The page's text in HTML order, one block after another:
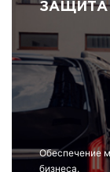
ЗАЩИТА
Обеспечение
бизнеса.